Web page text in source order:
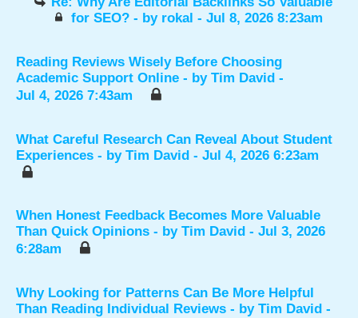
for SEO? - by rokal - Jul 8, 2026 8:23am
Reading Reviews Wisely Before Choosing
Academic Support Online - by Tim David -
Jul 4, 2026 7:43am
What Careful Research Can Reveal About Student
Experiences - by Tim David - Jul 4, 2026 6:23am
When Honest Feedback Becomes More Valuable
Than Quick Opinions - by Tim David - Jul 3, 2026
6:28am
Why Looking for Patterns Can Be More Helpful
Than Reading Individual Reviews - by Tim David -